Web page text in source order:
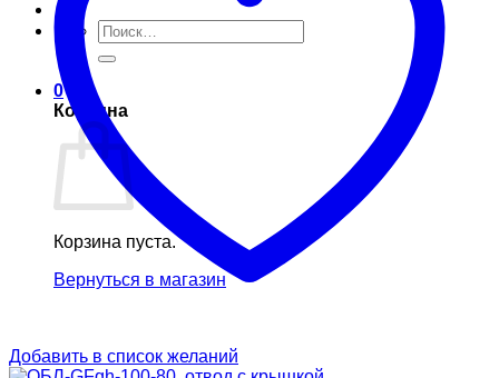
Искать:
0
Корзина
Корзина пуста.
Вернуться в магазин
Добавить в список желаний